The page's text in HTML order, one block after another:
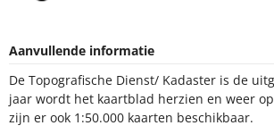
Aanvullende informatie
De Topografische Dienst/ Kadaster is de
jaar wordt het kaartblad herzien en weer
zijn er ook 1:50.000 kaarten beschikbaar.